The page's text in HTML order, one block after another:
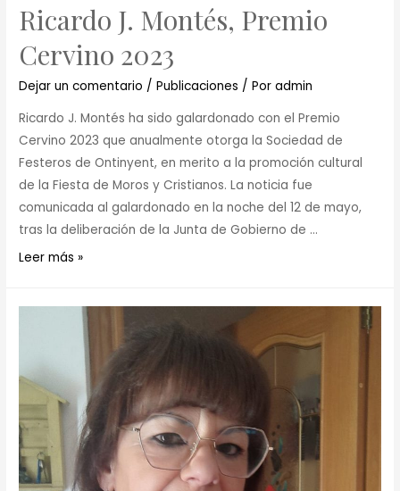
Ricardo J. Montés, Premio
Cervino 2023
Dejar un comentario /Publicaciones / Poradmin
Ricardo J. Montés ha sido galardonado con el Premio
Cervino 2023 que anualmente otorga la Sociedad de
Festeros de Ontinyent, en merito a la promoción cultural
de la Fiesta de Moros y Cristianos. La noticia fue
comunicada al galardonado en la noche del 12 de mayo,
tras la deliberación de la Junta de Gobierno de …
Leer más »